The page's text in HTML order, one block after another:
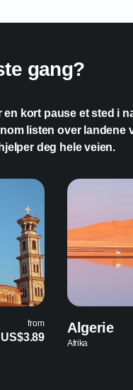
gang?
kort pause et sted i
listen over
deg hele veien.
from
US$13.45